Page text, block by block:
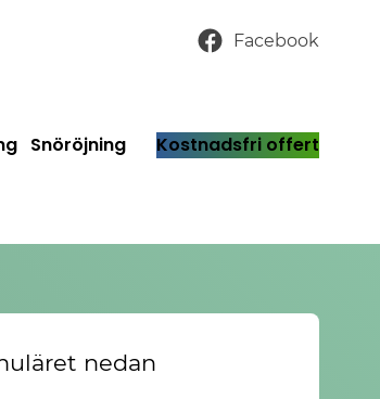
Facebook
Snöröjning Kostnadsfri offert
nedan